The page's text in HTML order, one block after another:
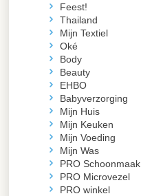
Feest!
Thailand
Mijn Textiel
Oké
Body
Beauty
EHBO
Babyverzorging
Mijn Huis
Mijn Keuken
Mijn Voeding
Mijn Was
PRO Schoonmaak
PRO Microvezel
PRO winkel